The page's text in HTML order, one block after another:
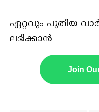
ഏറ്റവും പുതിയ
ലഭിക്കാൻ
Join